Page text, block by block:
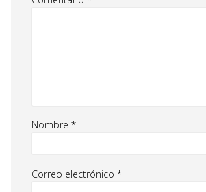
Nombre *
Correo electrónico *